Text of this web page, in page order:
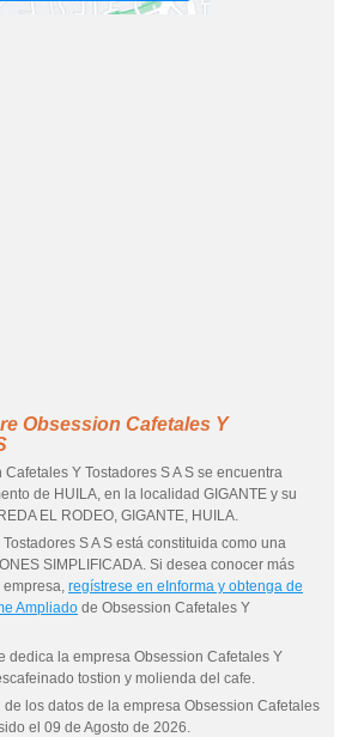
Obsession Cafetales Y
Y Tostadores S A S se encuentra
de HUILA, en la localidad GIGANTE y su
EL RODEO, GIGANTE, HUILA.
S A S está constituida como una
SIMPLIFICADA. Si desea conocer más
regístrese en eInforma y obtenga de
Ampliado de Obsession Cafetales Y
dedica la empresa Obsession Cafetales Y
tostion y molienda del cafe.
los datos de la empresa Obsession Cafetales
el 09 de Agosto de 2026.